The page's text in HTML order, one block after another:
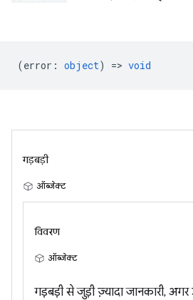
(error : object) => void
गड़बड़ी
ऑब्जेक्ट
विवरण
ऑब्जेक्ट
गड़बड़ी से जुड़ी ज़्यादा जानकारी, अगर